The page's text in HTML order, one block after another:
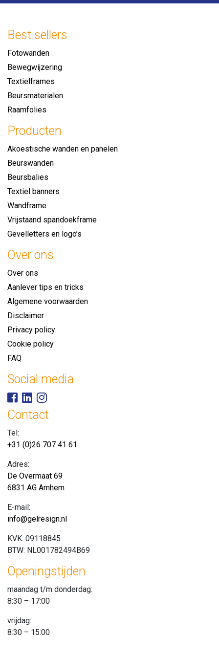
i
e
r
f
Best sellers
Fotowanden
Bewegwijzering
Textielframes
Beursmaterialen
Raamfolies
Producten
Akoestische wanden en panelen
Beurswanden
Beursbalies
Textiel banners
Wandframe
Vrijstaand spandoekframe
Gevelletters en logo’s
Over ons
Over ons
Aanlever tips en tricks
Algemene voorwaarden
Disclaimer
Privacy policy
Cookie policy
FAQ
Social media
Contact
Tel:
+31 (0)26 707 41 61
Adres:
De Overmaat 69
6831 AG Arnhem
E-mail:
info@gelresign.nl
KVK: 09118845
BTW: NL001782494B69
Openingstijden
maandag t/m donderdag:
8:30 – 17:00
vrijdag:
8:30 – 15:00